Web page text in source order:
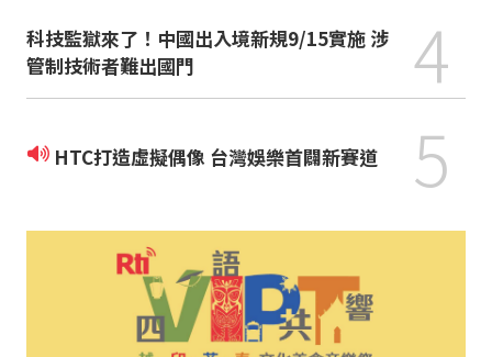
科技監獄來了！中國出入境新規9/15實施 涉
管制技術者難出國門
4
HTC打造虛擬偶像 台灣娛樂首闢新賽道 5